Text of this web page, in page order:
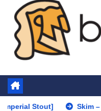
Skim – Haka